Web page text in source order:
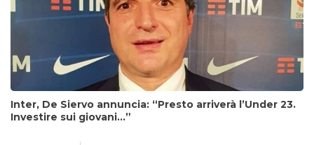
Inter, De Siervo annuncia: “Presto arriverà l’Under 23.
Investire sui giovani…”